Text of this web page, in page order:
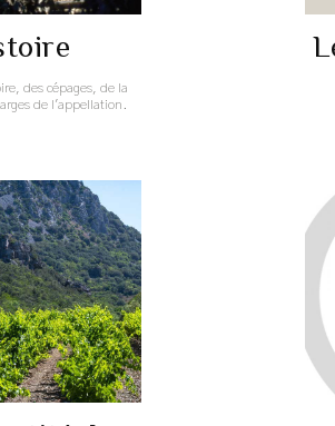
des cépages, de la
de l'appellation.